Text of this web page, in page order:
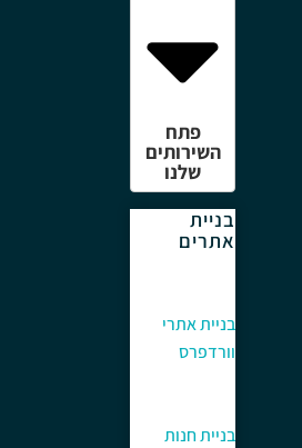
פתח
השירותים
שלנו
בניית
אתרים
בניית אתרי
וורדפרס
בניית חנות